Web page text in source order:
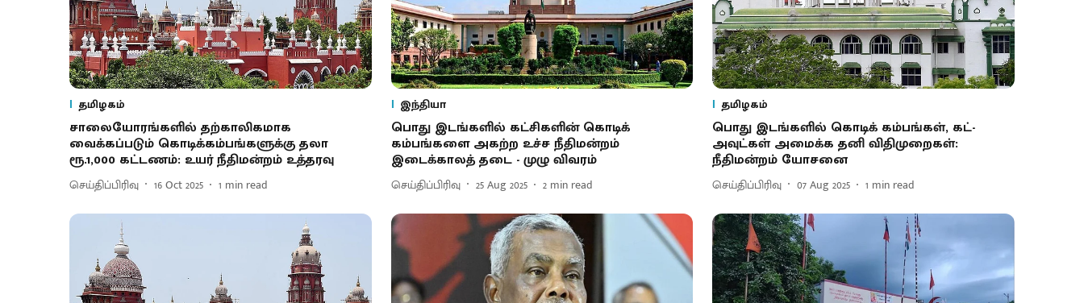
தமிழகம்
சாலையோரங்களில் தற்காலிகமாக
வைக்கப்படும் கொடிக்கம்பங்களுக்கு தலா
ரூ.1,000 கட்டணம்: உயர் நீதிமன்றம் உத்தரவு
செய்திப்பிரிவு 16 Oct 2025 1 min read
இந்தியா
பொது இடங்களில் கட்சிகளின் கொடிக்
கம்பங்களை அகற்ற உச்ச நீதிமன்றம்
இடைக்காலத் தடை - முழு விவரம்
செய்திப்பிரிவு 25 Aug 2025 2 min read
தமிழகம்
பொது இடங்களில் கொடிக் கம்பங்கள், கட்-
அவுட்கள் அமைக்க தனி விதிமுறைகள்:
நீதிமன்றம் யோசனை
செய்திப்பிரிவு 07 Aug 2025 1 min read